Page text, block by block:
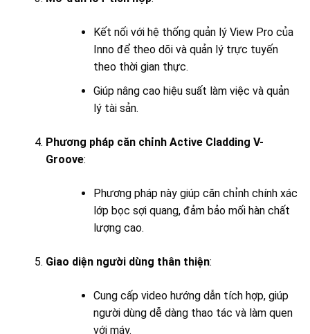
Kết nối với hệ thống quản lý View Pro của
Inno để theo dõi và quản lý trực tuyến
theo thời gian thực.
Giúp nâng cao hiệu suất làm việc và quản
lý tài sản.
Phương pháp căn chỉnh Active Cladding V-
Groove:
Phương pháp này giúp căn chỉnh chính xác
lớp bọc sợi quang, đảm bảo mối hàn chất
lượng cao.
Giao diện người dùng thân thiện:
Cung cấp video hướng dẫn tích hợp, giúp
người dùng dễ dàng thao tác và làm quen
với máy.